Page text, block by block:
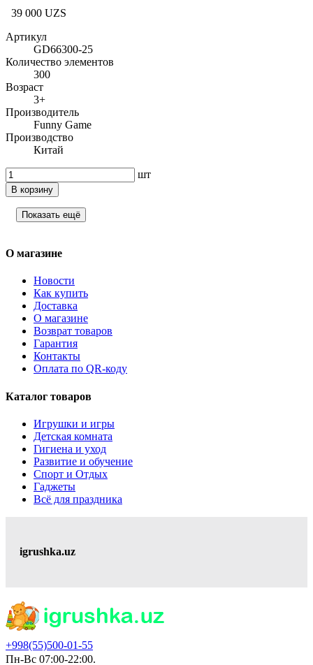
39 000 UZS
Артикул
GD66300-25
Количество элементов
300
Возраст
3+
Производитель
Funny Game
Производство
Китай
шт
В корзину
Показать ещё
О магазине
Новости
Как купить
Доставка
О магазине
Возврат товаров
Гарантия
Контакты
Оплата по QR-коду
Каталог товаров
Игрушки и игры
Детская комната
Гигиена и уход
Развитие и обучение
Спорт и Отдых
Гаджеты
Всё для праздника
igrushka.uz
+998(55)500-01-55
Пн-Вс 07:00-22:00.